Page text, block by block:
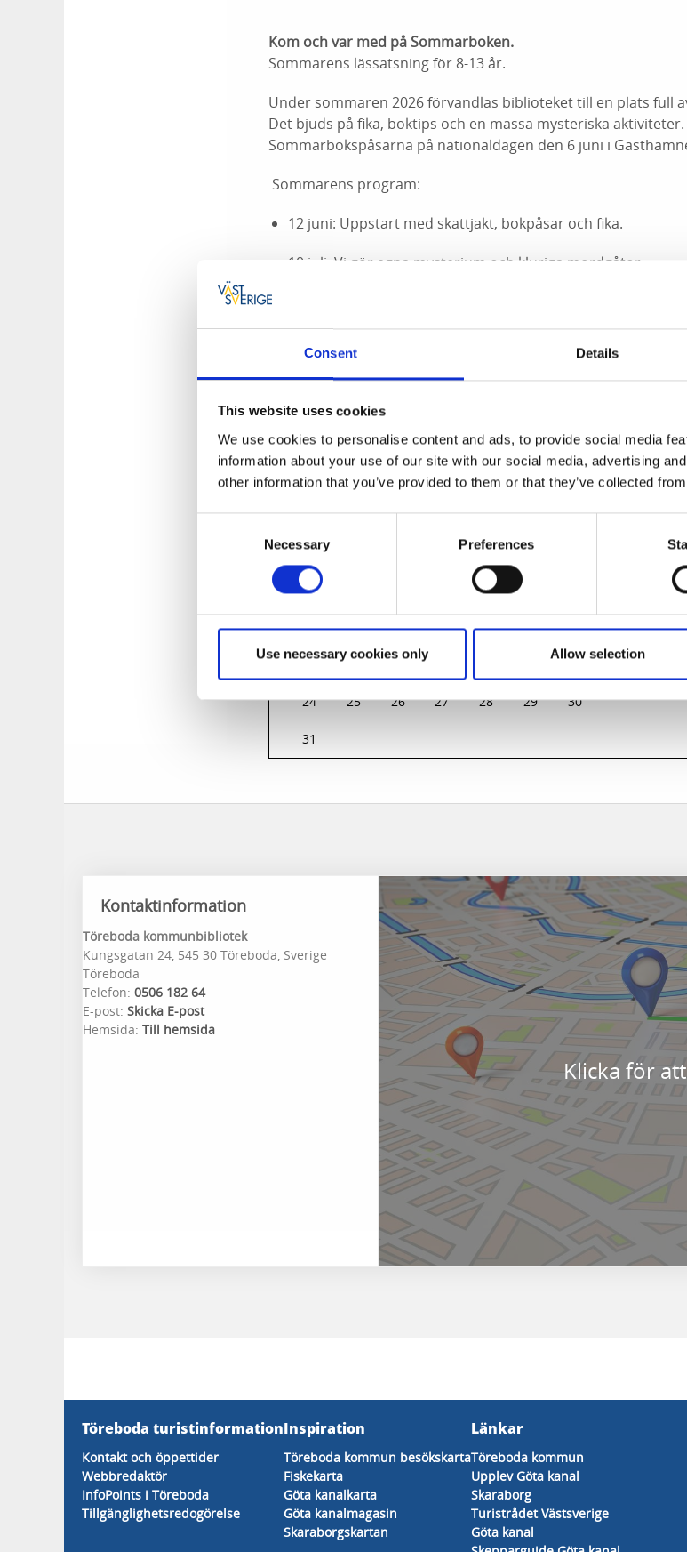
Consent Details
This website uses cookies
We use cookies to personalise content and ads, to provide social media
information about your use of our site with our social media, advertising
other information that you’ve provided to them or that they’ve collected
Necessary Preferences
Use necessary cookies only Allow selection
Kom och var med på Sommarboken.
Sommarens lässatsning för 8-13 år.
Under sommaren 2026 förvandlas biblioteket till en plats full
Det bjuds på fika, boktips och en massa mysteriska aktiviteter.
Sommarbokspåsarna på nationaldagen den 6 juni i
Sommarens program:
12 juni: Uppstart med skattjakt, bokpåsar och fika.
10 juli: Vi gör egna mysterium och kluriga mordgåtor.
Tid: fredagar klockan 14.00-15.30.
Augusti 2026
MÅN TIS ONS TORS FRE LÖR SÖN
27 31 1
3 7
10 11 12 13 14 15 16
17 18 19 23
24 25 26 27 28 29 30
31
Fre 14 Aug.
Kontaktinformation
Töreboda kommunbibliotek
Kungsgatan 24, 545 30 Töreboda, Sverige
Töreboda
Telefon: 0506 182 64
E-post: Skicka E-post
Hemsida: Till hemsida
Klicka för
Töreboda turistinformation
Kontakt och öppettider
Webbredaktör
InfoPoints i Töreboda
Tillgänglighetsredogörelse
Inspiration
Töreboda kommun besökskarta
Fiskekarta
Göta kanalkarta
Göta kanalmagasin
Skaraborgskartan
Länkar
Töreboda kommun
Upplev Göta kanal
Skaraborg
Turistrådet Västsverige
Göta kanal